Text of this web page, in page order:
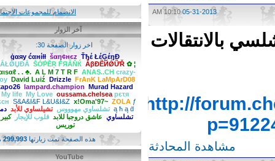
05-31-2013
10:10 AM
بالانتقالات
http://
مشاهدة المحادثة
الانضمام للمجموعات الاجتماعية
آخر الزوار
اخر زوار الصفحة 30:
ģαяy ćαнίłł šαη¢нєz
Ťђέ ŁέĢέŋĐ
ḾẮŁǾЏĐẮ ṦỞṖĔŖ ḞЯẪŇЌ ẪβĐẼЙǾỮŘ
ƒαιѕαℓ . . ♣. A L M 7 T R F ANAS..CH crazy-
boy David Luiź Drizzle FrAnK LaMpArD08
kapo26 lampard.champion Murad Hazard
My life My Love oussama.chelsea pєτя
сєсн S&A&I&F L&U&I&Z x!Oma'97~ ZOLA
ƒ
ą ħ ą ḋ تشلساوي مهوووس تشيلساوي للأبد
دمي
تشلساوي عاشق دروجبا للابد قلوب للإيجار كبير يا
توريس
هذه الصفحة تمت زيارتها299,993مرة
YouTube